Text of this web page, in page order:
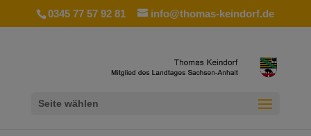
0345 77 57 92 81 info@thomas-keindorf.de
Seite wählen